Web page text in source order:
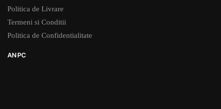
Politica de Livrare
Termeni si Conditii
Politica de Confidentialitate
ANPC